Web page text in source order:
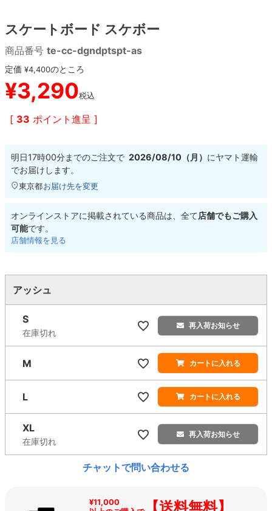
スケートボード スケボー
商品番号 te-cc-dgndptspt-as
定価 ¥4,400のところ
¥3,290税込
[ 33 ポイント進呈 ]
明日17時00分までのご注文で 2026/08/10（月） にヤマト運輸
でお届けします。
東京都お届け先を変更
オンラインストアに掲載されている商品は、全て店舗でもご購入
可能です。
店舗情報を見る
アッシュ
S
在庫切れ
再入荷お知らせ
M カートに入れる
L カートに入れる
XL
在庫切れ
再入荷お知らせ
チャットで問い合わせる
¥11,000
【送料無料】
9.0inch以上
シェイプデッキ
高性能デッキ